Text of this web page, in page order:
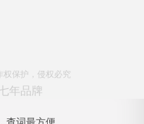
权保护，侵权必究
年品牌